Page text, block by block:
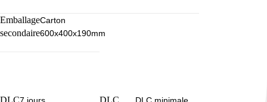
Emballage
secondaire
Carton
600x400x190mm
DLC DLC